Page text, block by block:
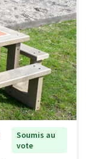
Soumis au
vote